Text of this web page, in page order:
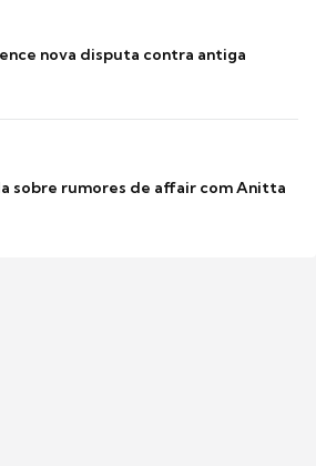
nova disputa contra antiga
sobre rumores de affair com Anitta